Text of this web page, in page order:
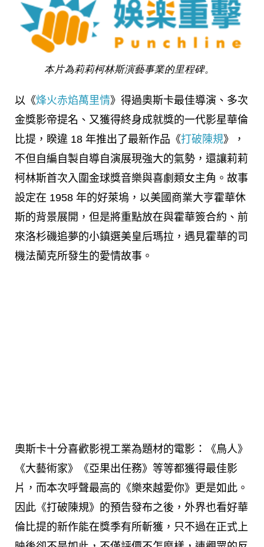
本片為莉莉柯林斯演藝事業的里程碑。
以《烽火赤焰萬里情》得過奧斯卡最佳導演、多次
金獎影帝提名、又獲得終身成就獎的一代影星華倫
比提，睽違 18 年推出了最新作品《打破陳規》，
不但自編自製自導自演展現強大的氣勢，還讓莉莉
柯林斯首次入圍金球獎音樂與喜劇類女主角。 故事
設定在 1958 年的好萊塢，以美國商業大亨霍華休
斯的背景展開，但是將重點放在與霍華簽合約、前
來洛杉磯追夢的小鎮選美皇后瑪拉，遇見霍華的司
機法蘭克所發生的愛情故事。
奧斯卡十分喜歡影視工業為題材的電影：《鳥人》
《大藝術家》《亞果出任務》等等都獲得最佳影
片，而本次呼聲最高的《樂來越愛你》更是如此。
因此《打破陳規》的預告發布之後，外界也看好華
倫比提的新作能在獎季有所斬獲，只不過在正式上